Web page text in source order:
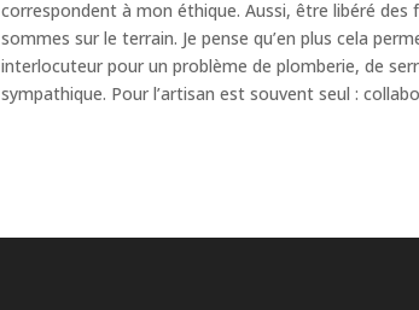
correspondent à mon éthique. Aussi, être libéré
sommes sur le terrain. Je pense qu’en plus cela
interlocuteur pour un problème de plomberie, de
sympathique. Pour l’artisan est souvent seul :